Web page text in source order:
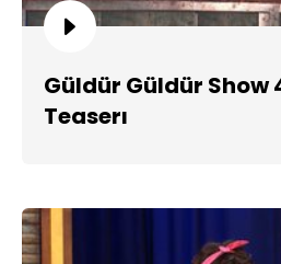
Güldür Güldür Show
Teaserı